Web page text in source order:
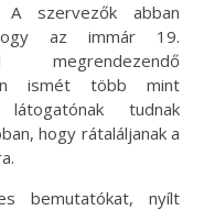
A szervezők abban
az immár 19.
megrendezendő
ismét több mint
látogatónak tudnak
hogy rátaláljanak a
bemutatókat, nyílt